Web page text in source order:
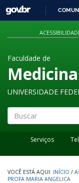
GOVBR
Faculdade de
Medicina
UNIVERSIDADE
Serviços
INÍCIO /
PROFA MARIA ANGELICA